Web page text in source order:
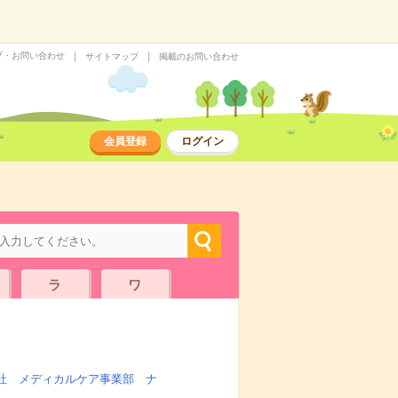
・お問い合わせ サイトマップ 掲載のお問い合わせ
会員登録 ログイン
ラ ワ
メディカルケア事業部 ナ